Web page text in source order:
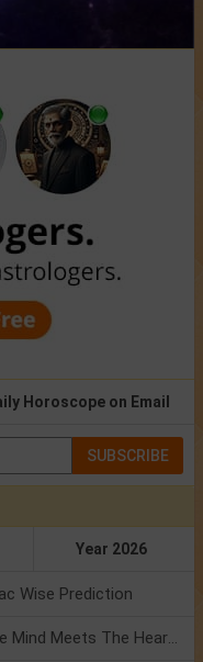
Horoscope on Email
SUBSCRIBE
Year 2026
Wise Prediction
Mercury Transit In Cancer: When The Mind Meets The Heart!